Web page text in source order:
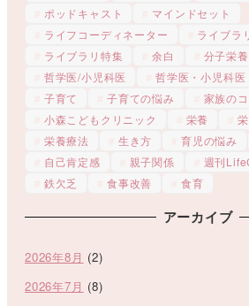
ポッドキャスト
マインドセット
ライフコーディネーター
ライブラ
ライブラリ特集
余白
分子栄
哲学医/小児科医
哲学医・小児科医
子育て
子育ての悩み
家族の
小森こどもクリニック
栄養
栄養療法
生き方 育児の悩み
自己肯定感
親子関係
週刊
鉄欠乏
食事改善 食育
アーカイブ
2026年8月 (2)
2026年7月 (8)